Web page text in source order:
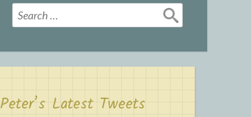
Search
for:
Peter’s Latest Tweets